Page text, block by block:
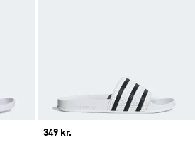
Price
349 kr.